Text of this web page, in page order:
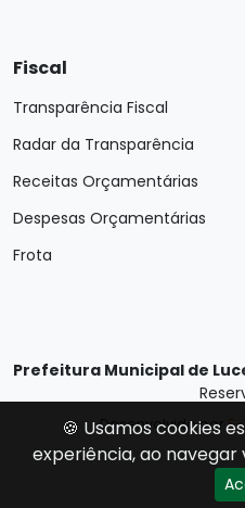
Fiscal
Transparência Fiscal
Radar da Transparência
Receitas Orçamentárias
Despesas Orçamentárias
Frota
Prefeitura Municipal de
Desenvolvido por
🍪 Usamos cookies
experiência, ao